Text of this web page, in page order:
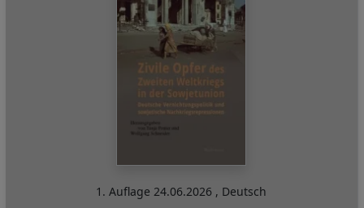
1. Auflage24.06.2026 , Deutsch